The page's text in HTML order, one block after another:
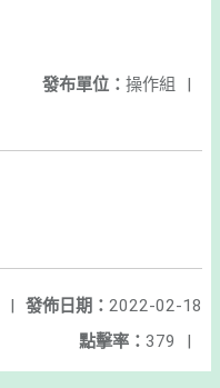
發布單位： 操作組 |
發佈日期： 2022-02-18
|
點擊率： 379 |